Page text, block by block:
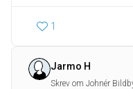
1
Jarmo H
Skrev om Johnér